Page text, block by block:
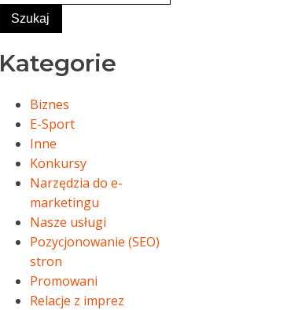
Kategorie
Biznes
E-Sport
Inne
Konkursy
Narzędzia do e-
marketingu
Nasze usługi
Pozycjonowanie (SEO)
stron
Promowani
Relacje z imprez